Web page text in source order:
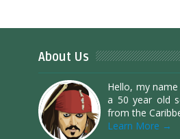
About Us
Hello, my
a 50 year old
from the
Learn More →